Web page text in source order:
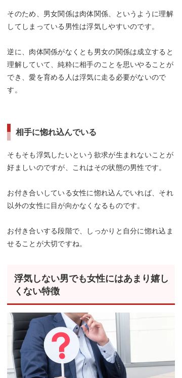
そのため、男女関係は肉体関係、というように理解
してしまっている男性は浮気しやすいのです。
逆に、肉体関係がなくとも男女の関係は成立すると
理解していて、純粋に相手のことを思いやることが
でき、愛を育める人は浮気に走る必要がないので
す。
相手に惚れ込んでいる
そもそも浮気したいという欲求が生まれないことが
好ましいのですが、これはその状態の男性です。
お付き合いしている女性に惚れ込んでいれば、それ
以外の女性に目が向かなくなるものです。
お付き合いする段階で、しっかりと自分に惚れ込ま
せることが大切ですね。
浮気しない男でも女性にはあまり嬉し
くない特徴